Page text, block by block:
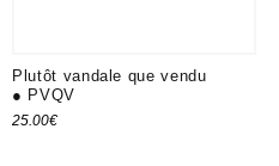
Plutôt vandale que vendu
● PVQV
25.00€